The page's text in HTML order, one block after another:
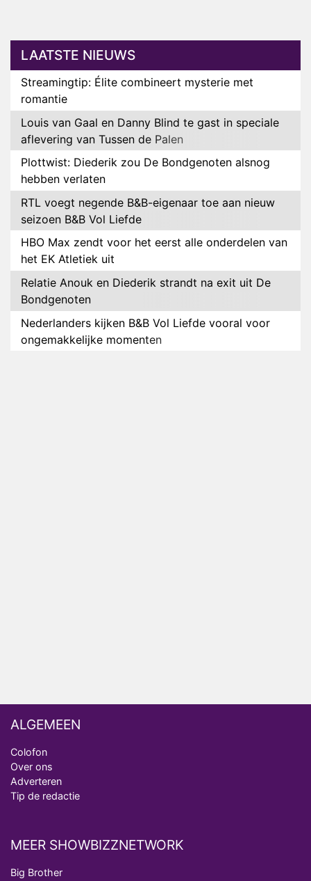
LAATSTE NIEUWS
Streamingtip: Élite combineert mysterie met
romantie
Louis van Gaal en Danny Blind te gast in speciale
aflevering van Tussen de Palen
Plottwist: Diederik zou De Bondgenoten alsnog
hebben verlaten
RTL voegt negende B&B-eigenaar toe aan nieuw
seizoen B&B Vol Liefde
HBO Max zendt voor het eerst alle onderdelen van
het EK Atletiek uit
Relatie Anouk en Diederik strandt na exit uit De
Bondgenoten
Nederlanders kijken B&B Vol Liefde vooral voor
ongemakkelijke momenten
ALGEMEEN
Colofon
Over ons
Adverteren
Tip de redactie
MEER SHOWBIZZNETWORK
Big Brother